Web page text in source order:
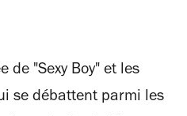
de "Sexy Boy" et les
se débattent parmi les